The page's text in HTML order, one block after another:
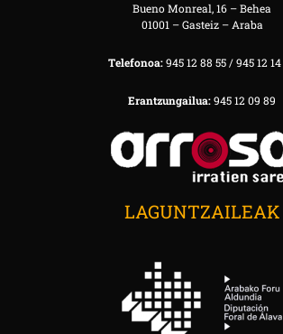
Bueno Monreal, 16 – Behea
01001 – Gasteiz – Araba
Telefonoa:945 12 88 55 / 945 12
Erantzungailua:945 12 09 89
LAGUNTZAILEAK